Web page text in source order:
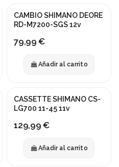
NUEVO
CAMBIO SHIMANO DEORE
RD-M7200-SGS 12v
79,99 €
Añadir al carrito
CASSETTE SHIMANO CS-
LG700 11-45 11v
129,99 €
Añadir al carrito